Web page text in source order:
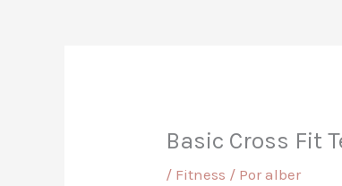
Basic Cross Fit
/ Fitness / Poralber